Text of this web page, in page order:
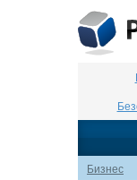
Бизнес